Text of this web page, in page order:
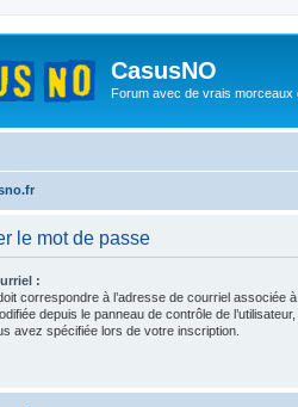
CasusNO
Forum avec de vrais morceaux
le mot de passe
:
correspondre à l’adresse de courriel associée
depuis le panneau de contrôle de l’utilisateur,
avez spécifiée lors de votre inscription.